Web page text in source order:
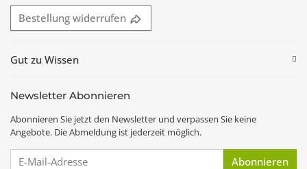
Bestellung widerrufen
Gut zu Wissen
Newsletter Abonnieren
Abonnieren Sie jetzt den Newsletter und verpassen Sie keine
Angebote. Die Abmeldung ist jederzeit möglich.
E-Mail-Adresse Abonnieren